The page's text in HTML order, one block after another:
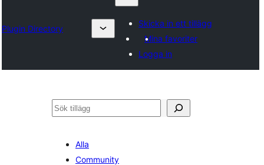
Plugin Directory
Skicka in ett tillägg
Mina favoriter
Logga in
Sök
Alla
Community